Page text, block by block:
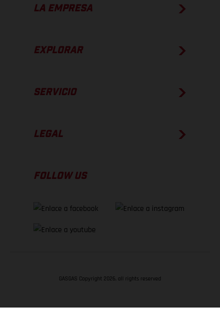
LA EMPRESA
EXPLORAR
SERVICIO
LEGAL
FOLLOW US
GASGAS Copyright 2026, all rights reserved